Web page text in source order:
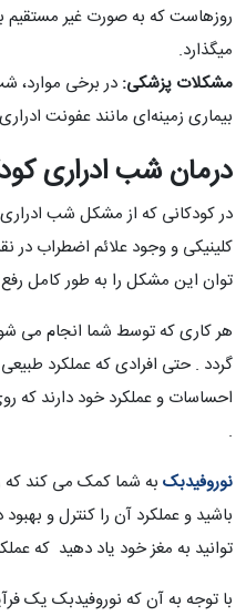
روزهاست که به صورت غیر مستقیم
میگذارد.
مشکلات پزشکی: در برخی موارد،
بیماری زمینه‌ای مانند عفونت
درمان شب ادراری
در کودکانی که از مشکل شب
کلینیکی و وجود علائم اضطراب در
توان این مشکل را به طور کامل
هر کاری که توسط شما انجام می
گردد . حتی افرادی که عملکرد
احساسات و عملکرد خود دارند که
.
نوروفیدبک به شما کمک می کند که
باشید و عملکرد آن را کنترل و
توانید به مغز خود یاد دهید که
با توجه به آن که نوروفیدبک یک